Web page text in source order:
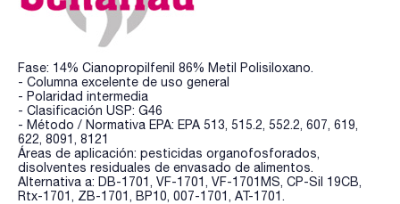
Fase: 14% Cianopropilfenil 86% Metil Polisiloxano.
- Columna excelente de uso general
- Polaridad intermedia
- Clasificación USP: G46
- Método / Normativa EPA: EPA 513, 515.2, 552.2, 607, 619,
622, 8091, 8121
Áreas de aplicación: pesticidas organofosforados,
disolventes residuales de envasado de alimentos.
Alternativa a: DB-1701, VF-1701, VF-1701MS, CP-Sil 19CB,
Rtx-1701, ZB-1701, BP10, 007-1701, AT-1701.